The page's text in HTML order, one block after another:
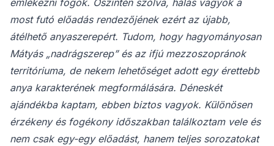
emlékezni fogok. Őszintén szólva, hálás vagyok a
most futó előadás rendezőjének ezért az újabb,
átélhető anyaszerepért. Tudom, hogy hagyományosan
Mátyás „nadrágszerep” és az ifjú mezzoszopránok
territóriuma, de nekem lehetőséget adott egy érettebb
anya karakterének megformálására. Déneskét
ajándékba kaptam, ebben biztos vagyok. Különösen
érzékeny és fogékony időszakban találkoztam vele és
nem csak egy-egy előadást, hanem teljes sorozatokat